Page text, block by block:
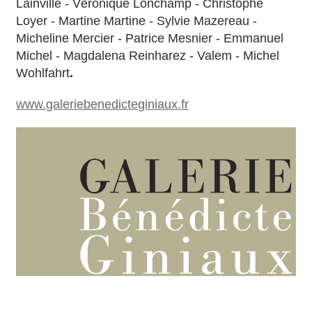
Lainville - Véronique Lonchamp - Christophe
Loyer - Martine Martine - Sylvie Mazereau -
Micheline Mercier - Patrice Mesnier - Emmanuel
Michel - Magdalena Reinharez - Valem - Michel
Wohlfahrt.
www.galeriebenedicteginiaux.fr